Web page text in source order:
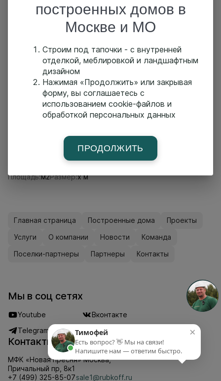
Похожие проекты
Проект П539
Проект П507
Площадь:м2Размер:x м
Главная страница Построенные дома
Проекты
Услуги
О компании Новости
Команда
Поселки-партнеры
Партнеры Контакты
Мы в соц сетях
Youtube
Вконтакте
Telegram
Дзен
Контакты
МФК «Новая пресня» Москва,
Причальный пр, 8к1
+7 (499) 325-85-07sale1@rubkoff.ru
построенных домов в
Москве и МО
Строим под тапочки - с внутренней
отделкой, меблировкой и ландшафтным
дизайном
Нажимая «Продолжить» или закрывая
форму, вы соглашаетесь с
использованием cookie-файлов и
обработкой персональных данных
ПРОДОЛЖИТЬ
×
Тимофей
Есть вопрос? 👋 Мы на связи!
Напишите нам — ответим быстро.